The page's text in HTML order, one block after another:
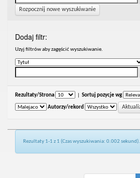
Rozpocznij nowe wyszukiwanie
Dodaj filtr:
Uzyj filtrów aby zagęścić wyszukiwanie.
Rezultaty/Strona Sortuj pozycje wg
Autorzy/rekord
Rezultaty 1-1 z 1 (Czas wyszukiwania: 0.002 sekund).